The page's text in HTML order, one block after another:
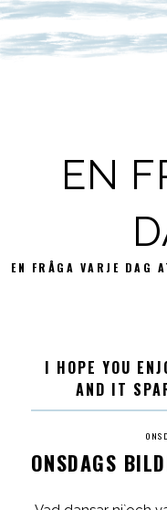
EN
EN FRÅGA VARJE DAG
I HOPE YOU
AND IT
ONSDAGS